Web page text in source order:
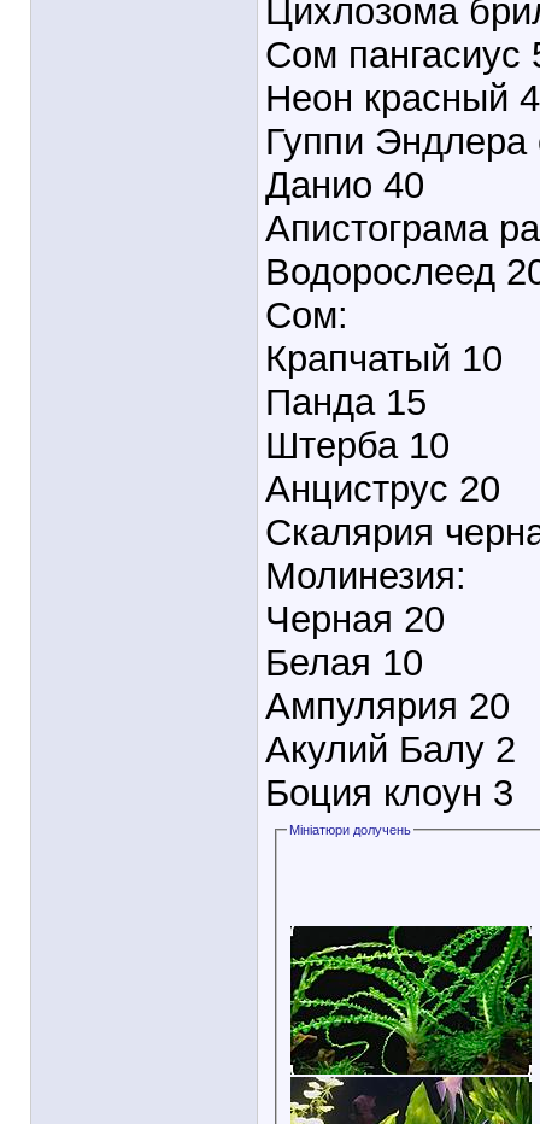
Цихлозома
Сом пангасиус
Неон красный
Гуппи
Данио 40
Апистограма
Водорослеед
Сом:
Крапчатый 10
Панда 15
Штерба 10
Анциструс 20
Скалярия
Молинезия:
Черная 20
Белая 10
Ампулярия 20
Акулий Балу 2
Боция клоун 3
Мініатюри долучень